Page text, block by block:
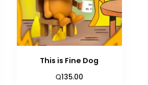
This is Fine Dog
Q135.00